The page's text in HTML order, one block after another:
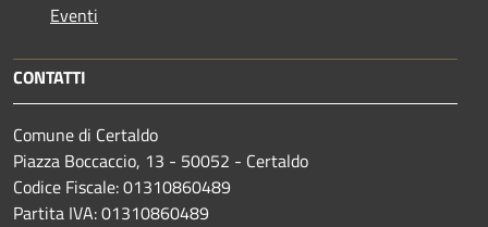
Eventi
CONTATTI
Comune di Certaldo
Piazza Boccaccio, 13 - 50052 - Certaldo
Codice Fiscale: 01310860489
Partita IVA: 01310860489